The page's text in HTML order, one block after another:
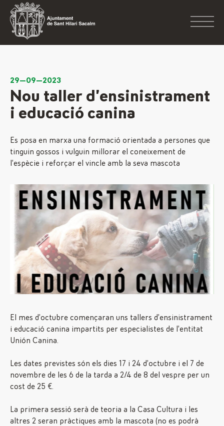
29—09—2023
Nou taller d’ensinistrament
i educació canina
Es posa en marxa una formació orientada a persones que
tinguin gossos i vulguin millorar el coneixement de
l’espècie i reforçar el vincle amb la seva mascota
El mes d’octubre començaran uns tallers d’ensinistrament
i educació canina impartits per especialistes de l’entitat
Unión Canina.
Les dates previstes són els dies 17 i 24 d’octubre i el 7 de
novembre de les 6 de la tarda a 2/4 de 8 del vespre per un
cost de 25 €.
La primera sessió serà de teoria a la Casa Cultura i les
altres 2 seran pràctiques amb la mascota (no es podrà